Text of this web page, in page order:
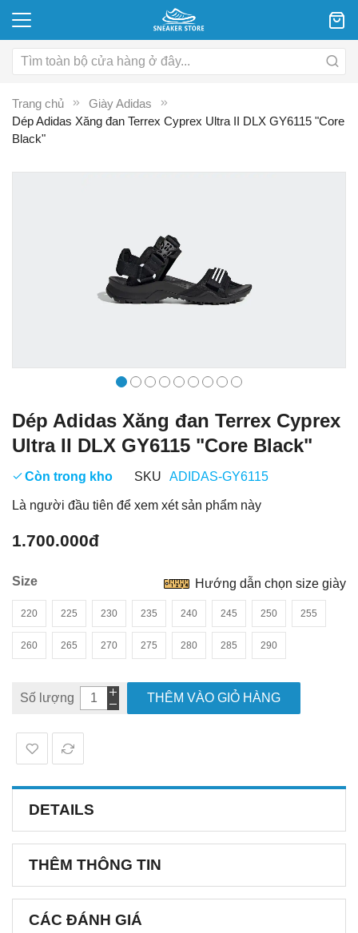
Trang chủ
Giày Adidas
Dép Adidas Xăng đan Terrex Cyprex Ultra II DLX GY6115 "Core
Black"
Dép Adidas Xăng đan Terrex Cyprex
Ultra II DLX GY6115 "Core Black"
Còn trong kho SKU ADIDAS-GY6115
Là người đầu tiên để xem xét sản phẩm này
1.700.000đ
Size
220 225 230 235 240 245 250 255
260 265 270 275 280 285 290
Hướng dẫn chọn size giày
Số lượng THÊM VÀO GIỎ HÀNG
DETAILS
THÊM THÔNG TIN
CÁC ĐÁNH GIÁ